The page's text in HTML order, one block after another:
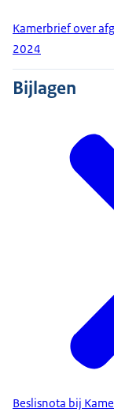
Kamerbrief over
2024
Bijlagen
Beslisnota bij